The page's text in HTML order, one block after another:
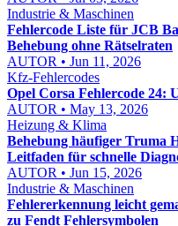
Industrie & Maschinen
Fehlercode Liste für JCB
Behebung ohne Rätselraten
AUTOR • Jun 11, 2026
Kfz-Fehlercodes
Opel Corsa Fehlercode 24:
AUTOR • May 13, 2026
Heizung & Klima
Behebung häufiger Truma
Leitfaden für schnelle
AUTOR • Jun 15, 2026
Industrie & Maschinen
Fehlererkennung leicht
zu Fendt Fehlersymbolen